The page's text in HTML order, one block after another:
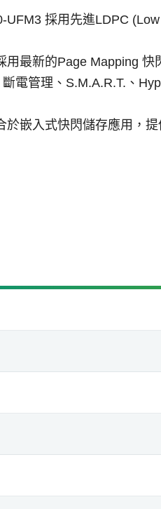
UFM3 採用先進LDPC
用最新的Page Mapping
電管理、S.M.A.R.T.、
於嵌入式快閃儲存應用，